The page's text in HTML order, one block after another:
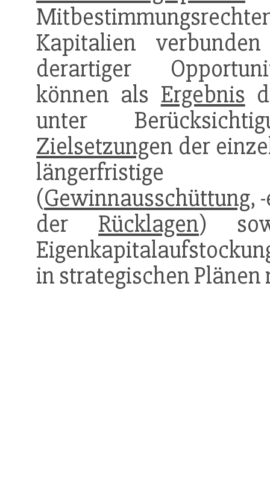
Kapitalien
derartiger
können als Ergebnis
unter
Zielsetzungen der
längerfristige
(Gewinnausschüttung,
der Rücklagen)
in strategischen